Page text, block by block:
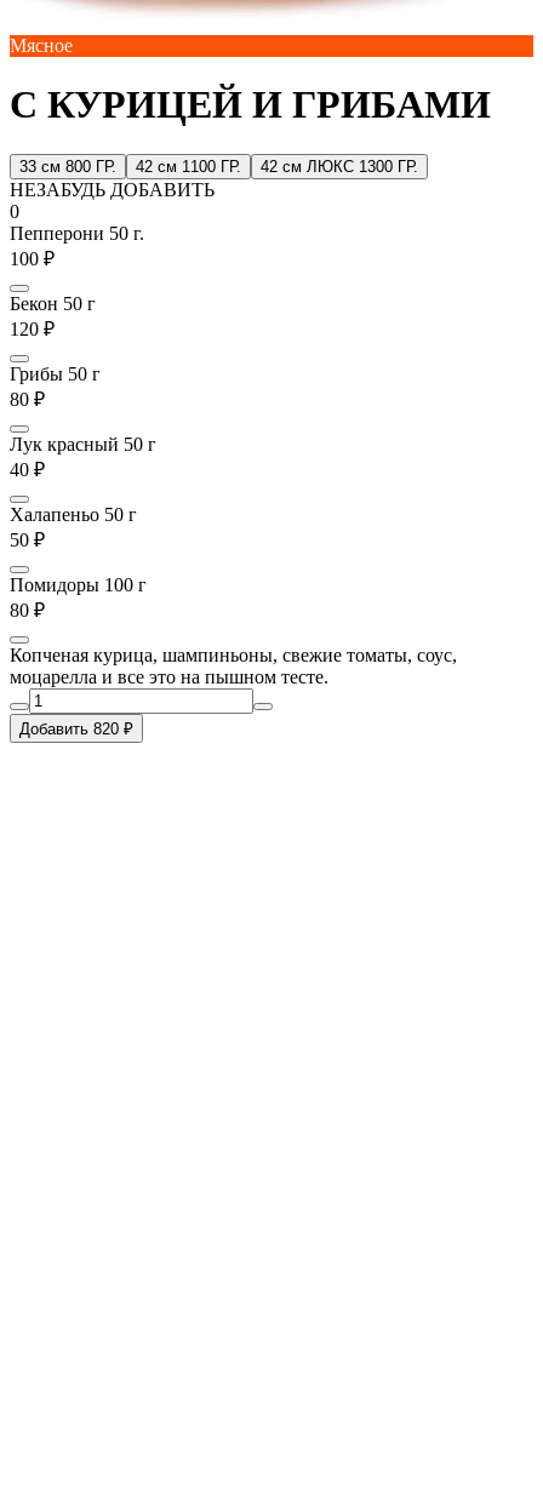
Мясное
С КУРИЦЕЙ И ГРИБАМИ
33 см 800 ГР. 42 см 1100 ГР. 42 см ЛЮКС 1300 ГР.
НЕЗАБУДЬ ДОБАВИТЬ
0
Пепперони 50 г.
100 ₽
Бекон 50 г
120 ₽
Грибы 50 г
80 ₽
Лук красный 50 г
40 ₽
Халапеньо 50 г
50 ₽
Помидоры 100 г
80 ₽
Копченая курица, шампиньоны, свежие томаты, соус,
моцарелла и все это на пышном тесте.
Добавить 820 ₽